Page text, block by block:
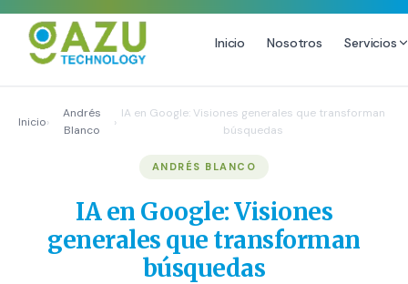
Inicio Nosotros Servicios
Email Marketing y SMS
Growth Youtube ↗
Producción de Videos
Inicio›
Andrés
Blanco
›
IA en Google: Visiones generales que transforman
búsquedas
ANDRÉS BLANCO
IA en Google: Visiones
generales que transforman
búsquedas